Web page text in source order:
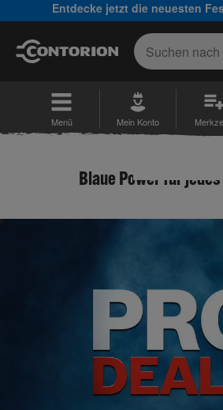
Entdecke jetzt die neuesten
Menü Mein Konto
Blaue Power für